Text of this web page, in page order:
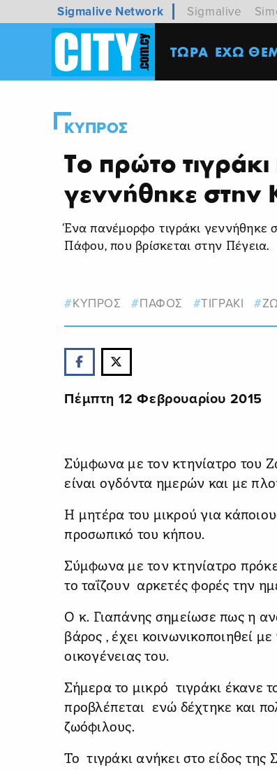
Sigmalive Network Sigmalive
ΤΩΡΑ ΕΧΩ
ΚΥΠΡΟΣ
Το πρώτο
γεννήθηκε στην
Ένα πανέμορφο τιγράκι γεννήθηκε
Πάφου, που βρίσκεται στην Πέγεια.
ΚΥΠΡΟΣ ΠΑΦΟΣ ΤΙΓΡΑΚΙ
Πέμπτη 12 Φεβρουαρίου 2015
Σύμφωνα με τον κτηνίατρο του
είναι ογδόντα ημερών και με
Η μητέρα του μικρού για
προσωπικό του κήπου.
Σύμφωνα με τον κτηνίατρο
το ταΐζουν αρκετές φορές την
Ο κ. Γιαπάνης σημείωσε πως η
βάρος , έχει κοινωνικοποιηθεί
οικογένειας του.
Σήμερα το μικρό τιγράκι έκανε
προβλέπεται ενώ δέχτηκε και
ζωόφιλους.
Το τιγράκι ανήκει στο είδος